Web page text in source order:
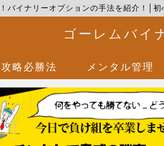
バイナリーオプションの手法を紹介！│
ゴーレムバイ
攻略必勝法 メンタル管理